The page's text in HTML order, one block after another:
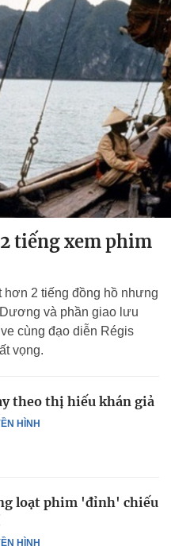
tiếng xem phim
hơn 2 tiếng đồng hồ nhưng
và phần giao lưu
cùng đạo diễn Régis
vọng.
HÌNH
theo thị hiếu khán giả
HÌNH
loạt phim 'đỉnh' chiếu